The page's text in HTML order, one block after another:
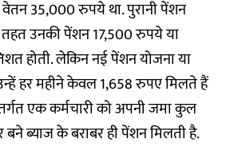
35,000 रुपये था. पुरानी पेंशन
उनकी पेंशन 17,500 रुपये या
होती. लेकिन नई पेंशन योजना या
हर महीने केवल 1,658 रुपए मिलते हैं
एक कर्मचारी को अपनी जमा कुल
बने ब्याज के बराबर ही पेंशन मिलती है.